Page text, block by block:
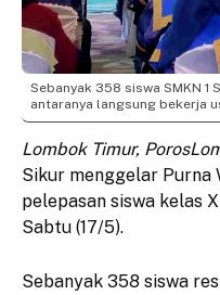
Sebanyak 358 siswa SMKN
antaranya langsung bekerja
Lombok Timur,
Sikur menggelar Purna
pelepasan siswa kelas
Sabtu (17/5).
Sebanyak 358 siswa